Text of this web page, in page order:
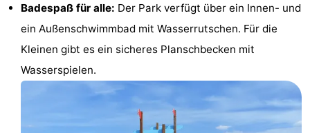
trinken
Praktisch
Forum
Route
Badespaß für alle: Der Park verfügt über ein Innen- und
ein Außenschwimmbad mit Wasserrutschen. Für die
Kleinen gibt es ein sicheres Planschbecken mit
Wasserspielen.